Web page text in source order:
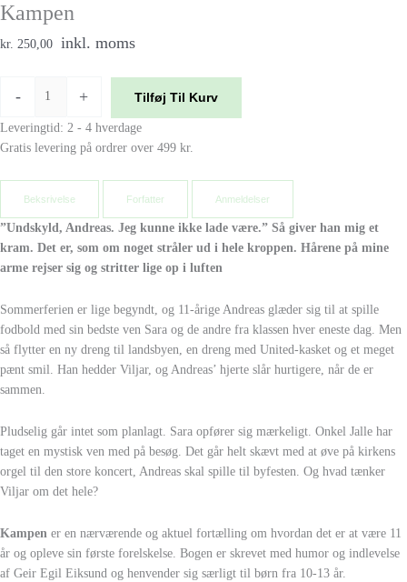
Kampen
kr. 250,00 inkl. moms
- + Tilføj Til Kurv
Leveringtid: 2 - 4 hverdage
Gratis levering på ordrer over 499 kr.
Beksrivelse Forfatter Anmeldelser
”Undskyld, Andreas. Jeg kunne ikke lade være.” Så giver han mig et
kram. Det er, som om noget stråler ud i hele kroppen. Hårene på mine
arme rejser sig og stritter lige op i luften
Sommerferien er lige begyndt, og 11-årige Andreas glæder sig til at spille
fodbold med sin bedste ven Sara og de andre fra klassen hver eneste dag. Men
så flytter en ny dreng til landsbyen, en dreng med United-kasket og et meget
pænt smil. Han hedder Viljar, og Andreas’ hjerte slår hurtigere, når de er
sammen.
Pludselig går intet som planlagt. Sara opfører sig mærkeligt. Onkel Jalle har
taget en mystisk ven med på besøg. Det går helt skævt med at øve på kirkens
orgel til den store koncert, Andreas skal spille til byfesten. Og hvad tænker
Viljar om det hele?
Kampen er en nærværende og aktuel fortælling om hvordan det er at være 11
år og opleve sin første forelskelse. Bogen er skrevet med humor og indlevelse
af Geir Egil Eiksund og henvender sig særligt til børn fra 10-13 år.